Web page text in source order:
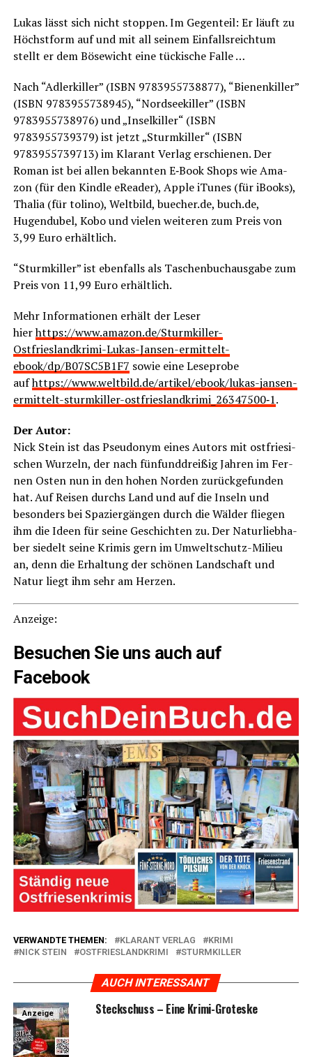
Lukas lässt sich nicht stop­pen. Im Gegen­teil: Er läuft zu
Höchst­form auf und mit all sei­nem Ein­falls­reich­tum
stellt er dem Böse­wicht eine tücki­sche Falle …
Nach “Adler­kil­ler” (ISBN 9783955738877), “Bie­nen­kil­ler”
(ISBN 9783955738945), “Nord­see­kil­ler” (ISBN
9783955738976) und „Insel­kil­ler“ (ISBN
9783955739379) ist jetzt „Sturm­kil­ler“ (ISBN
9783955739713) im Klar­ant Ver­lag erschie­nen. Der
Roman ist bei allen bekann­ten E‑Book Shops wie Ama­
zon (für den Kind­le eRea­der), Apple iTu­nes (für iBooks),
Tha­lia (für toli­no), Welt­bild, buecher.de, buch.de,
Hugen­du­bel, Kobo und vie­len wei­te­ren zum Preis von
3,99 Euro erhältlich.
“Sturm­kil­ler” ist eben­falls als Taschen­buch­aus­ga­be zum
Preis von 11,99 Euro erhältlich.
Mehr Infor­ma­tio­nen erhält der Leser
hierhttps://www.amazon.de/Sturmkiller-
Ostfrieslandkrimi-Lukas-Jansen-ermittelt-
ebook/dp/B07SC5B1F7 sowie eine Lese­pro­be
aufhttps://www.weltbild.de/artikel/ebook/lukas-jansen-
ermittelt-sturmkiller-ostfrieslandkrimi_26347500‑1.
Der Autor:
Nick Stein ist das Pseud­onym eines Autors mit ost­frie­si­
schen Wur­zeln, der nach fünf­und­drei­ßig Jah­ren im Fer­
nen Osten nun in den hohen Nor­den zurück­ge­fun­den
hat. Auf Rei­sen durchs Land und auf die Inseln und
beson­ders bei Spa­zier­gän­gen durch die Wäl­der flie­gen
ihm die Ideen für sei­ne Geschich­ten zu. Der Natur­lieb­ha­
ber sie­delt sei­ne Kri­mis gern im Umwelt­schutz-Milieu
an, denn die Erhal­tung der schö­nen Land­schaft und
Natur liegt ihm sehr am Herzen.
Anzei­ge:
Besu­chen Sie uns auch auf
Facebook
VERWANDTE THEMEN: KLARANT VERLAG
KRIMI
NICK STEIN
OSTFRIESLANDKRIMI STURMKILLER
AUCH INTERESSANT
Anzeige Steck­schuss – Eine Krimi-Groteske